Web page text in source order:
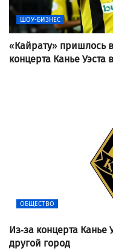
ШОУ-БИЗНЕС
«Кайрату» пришлось
концерта Канье Уэста
ОБЩЕСТВО
Из-за концерта Канье
другой город